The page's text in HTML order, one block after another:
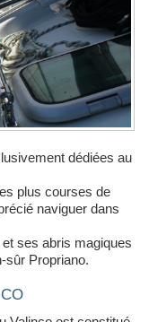
plus courses de
naviguer dans
ses abris magiques
sûr Propriano.